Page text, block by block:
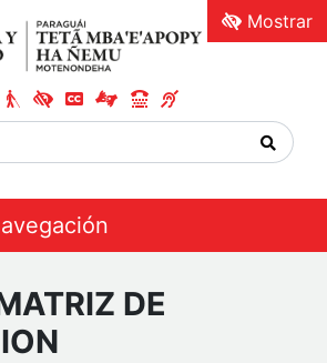
Mostrar
DE